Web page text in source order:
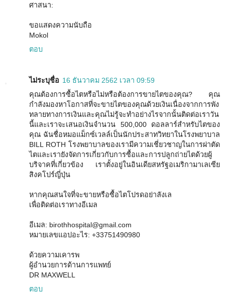
ศาสนา:
ขอแสดงความนับถือ
Mokol
ตอบ
ไม่ระบุชื่อ 16 ธันวาคม 2562 เวลา 09:59
คุณต้องการซื้อไตหรือไม่หรือต้องการขายไตของคุณ? คุณ
กำลังมองหาโอกาสที่จะขายไตของคุณด้วยเงินเนื่องจากการพัง
ทลายทางการเงินและคุณไม่รู้จะทำอย่างไรจากนั้นติดต่อเราวัน
นี้และเราจะเสนอเงินจำนวน 500,000 ดอลลาร์สำหรับไตของ
คุณ ฉันชื่อหมอแม็กซ์เวลล์เป็นนักประสาทวิทยาในโรงพยาบาล
BILL ROTH โรงพยาบาลของเรามีความเชี่ยวชาญในการผ่าตัด
ไตและเรายังจัดการเกี่ยวกับการซื้อและการปลูกถ่ายไตด้วยผู้
บริจาคที่เกี่ยวข้อง เราตั้งอยู่ในอินเดียสหรัฐอเมริกามาเลเซีย
สิงคโปร์ญี่ปุ่น
หากคุณสนใจที่จะขายหรือซื้อไตโปรดอย่าลังเล
เพื่อติดต่อเราทางอีเมล
อีเมล: birothhospital@gmail.com
หมายเลขแอปอะไร: +33751490980
ด้วยความเคารพ
ผู้อำนวยการด้านการแพทย์
DR MAXWELL
ตอบ